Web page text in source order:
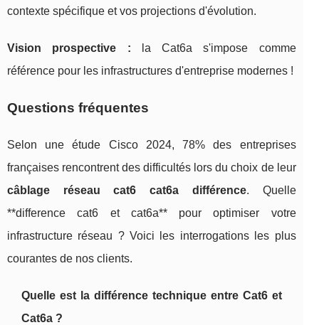
contexte spécifique et vos projections d'évolution.
Vision prospective : la Cat6a s'impose comme
référence pour les infrastructures d'entreprise modernes !
Questions fréquentes
Selon une étude Cisco 2024, 78% des entreprises
françaises rencontrent des difficultés lors du choix de leur
câblage réseau cat6 cat6a différence. Quelle
**difference cat6 et cat6a** pour optimiser votre
infrastructure réseau ? Voici les interrogations les plus
courantes de nos clients.
Quelle est la différence technique entre Cat6 et
Cat6a ?